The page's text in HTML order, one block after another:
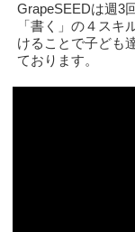
GrapeSEEDは週3
「書く」の４ス
けることで子ども
ております。